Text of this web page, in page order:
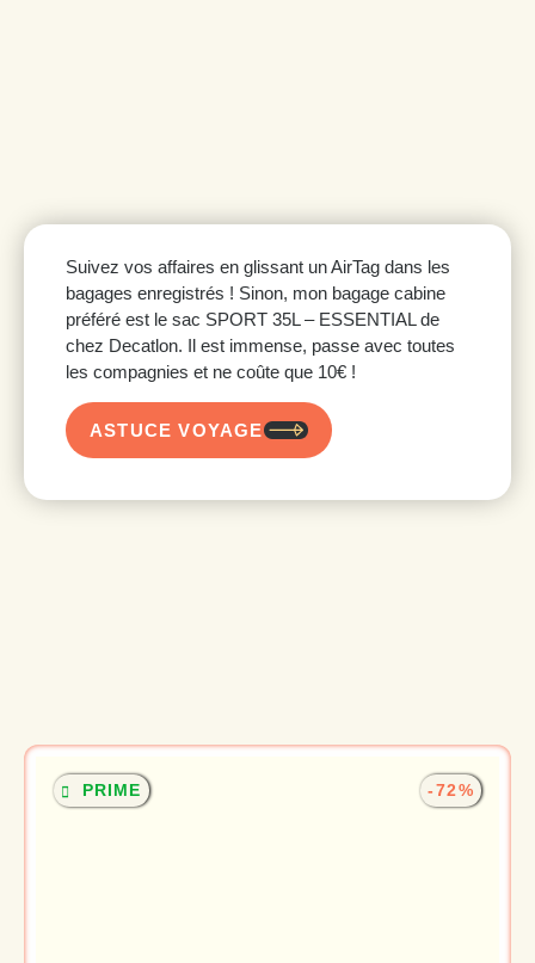
Suivez vos affaires en glissant un AirTag dans les
bagages enregistrés ! Sinon, mon bagage cabine
préféré est le sac SPORT 35L – ESSENTIAL de
chez Decatlon. Il est immense, passe avec toutes
les compagnies et ne coûte que 10€ !
ASTUCE VOYAGE
PRIME -72%